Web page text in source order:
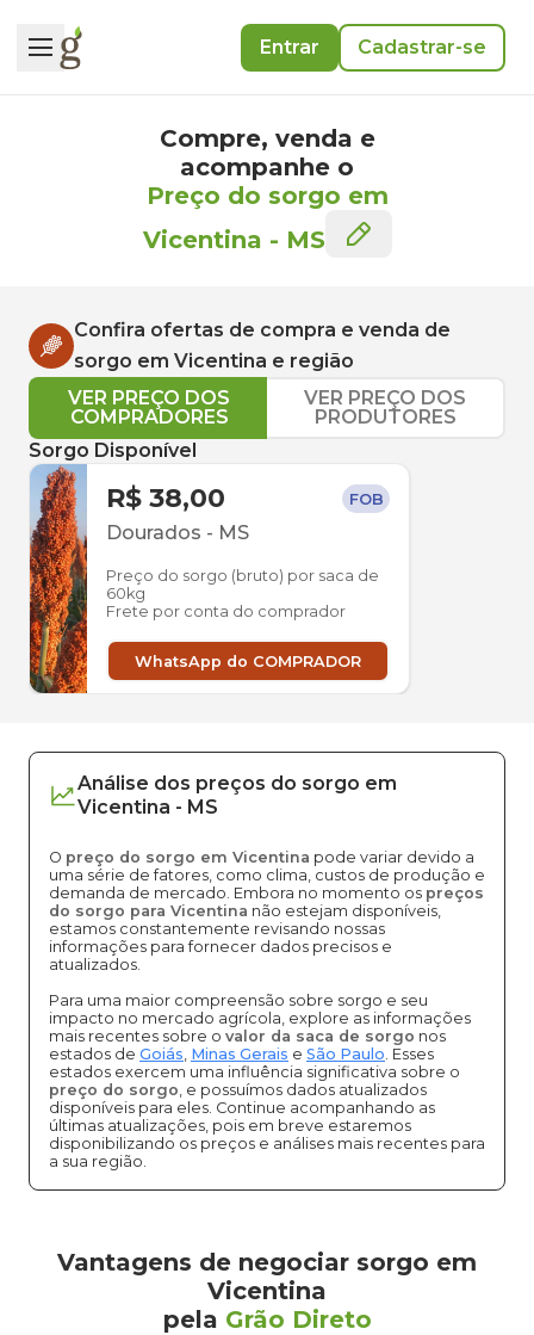
Entrar Cadastrar-se
Compre, venda e
acompanhe o
Preço do sorgo em
Vicentina - MS
Confira ofertas de compra e venda de
sorgo em Vicentina e região
VER PREÇO DOS
COMPRADORES
VER PREÇO DOS
PRODUTORES
Sorgo Disponível
R$ 38,00 FOB
Dourados - MS
Preço do sorgo (bruto) por saca de
60kg
Frete por conta do comprador
WhatsApp do COMPRADOR
Análise dos preços do sorgo em
Vicentina - MS
O preço do sorgo em Vicentina pode variar devido a
uma série de fatores, como clima, custos de produção e
demanda de mercado. Embora no momento os preços
do sorgo para Vicentina não estejam disponíveis,
estamos constantemente revisando nossas
informações para fornecer dados precisos e
atualizados.
Para uma maior compreensão sobre sorgo e seu
impacto no mercado agrícola, explore as informações
mais recentes sobre o valor da saca de sorgo nos
estados de Goiás, Minas Gerais e São Paulo. Esses
estados exercem uma influência significativa sobre o
preço do sorgo, e possuímos dados atualizados
disponíveis para eles. Continue acompanhando as
últimas atualizações, pois em breve estaremos
disponibilizando os preços e análises mais recentes para
a sua região.
Vantagens de negociar sorgo em
Vicentina
pela Grão Direto